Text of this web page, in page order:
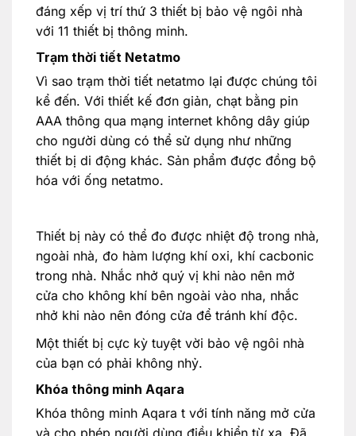
đáng xếp vị trí thứ 3 thiết bị bảo vệ ngôi nhà
với 11 thiết bị thông minh.
Trạm thời tiết Netatmo
Vì sao trạm thời tiết netatmo lại được chúng tôi
kể đến. Với thiết kế đơn giản, chạt bằng pin
AAA thông qua mạng internet không dây giúp
cho người dùng có thể sử dụng như những
thiết bị di động khác. Sản phẩm được đồng bộ
hóa với ống netatmo.
Thiết bị này có thể đo được nhiệt độ trong nhà,
ngoài nhà, đo hàm lượng khí oxi, khí cacbonic
trong nhà. Nhắc nhở quý vị khi nào nên mở
cửa cho không khí bên ngoài vào nha, nhắc
nhở khi nào nên đóng cửa để tránh khí độc.
Một thiết bị cực kỳ tuyệt vời bảo vệ ngôi nhà
của bạn có phải không nhỷ.
Khóa thông minh Aqara
Khóa thông minh Aqara t với tính năng mở cửa
và cho phép người dùng điều khiển từ xa. Đã